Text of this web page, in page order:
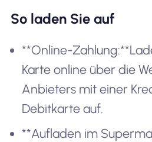
So laden Sie auf
**Online-
Karte online über die
Anbieters mit einer
Debitkarte auf.
**Aufladen im